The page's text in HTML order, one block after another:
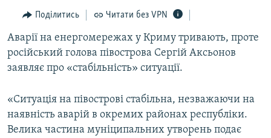
навігації
Перейти
до
пошуку
БЛОГИ
ПОГЛЯД
ІНТЕРВ'Ю
СПЕЦПРОЕКТИ
ЯК ОБІЙТИ БЛОКУВАННЯ
Поділитись Читати без VPN
Аварії на енергомережах у Криму тривають, проте
російський голова півострова Сергій Аксьонов
заявляє про «стабільність» ситуації.
«Ситуація на півострові стабільна, незважаючи на
наявність аварій в окремих районах республіки.
Велика частина муніципальних утворень подає